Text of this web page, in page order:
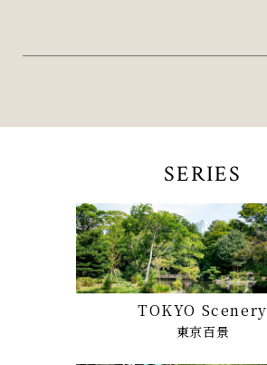
SERIES
TOKYO Scenery
東京百景